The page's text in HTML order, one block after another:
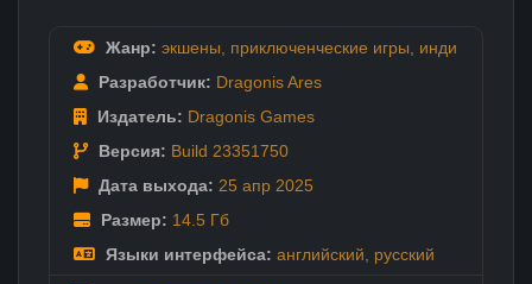
Жанр: экшены приключенческие игры
инди
Разработчик: Dragonis Ares
Издатель: Dragonis Games
Версия: Build 23351750
Дата выхода: 25 апр 2025
Размер: 14.5 Гб
Языки интерфейса: английский русский